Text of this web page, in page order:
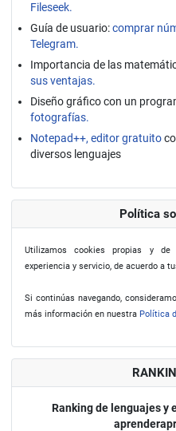
Fileseek.
Guía de usuario:comprar
Telegram.
Importancia de las
sus ventajas.
Diseño gráfico con un
fotografías.
Notepad++, editor gratuito
diversos lenguajes
Política
Utilizamos cookies propias y
experiencia y servicio, de acuerdo a
Si continúas navegando,
más información en nuestra Política
Ranking de lenguajes y